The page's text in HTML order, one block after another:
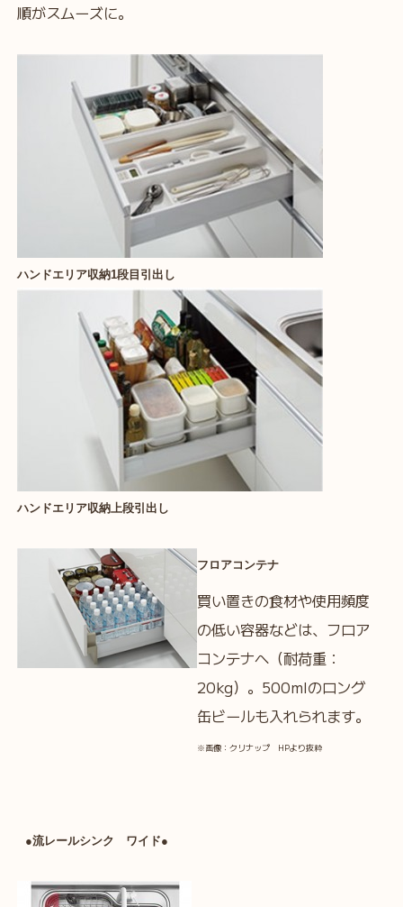
順がスムーズに。
ハンドエリア収納1段目引出し
ハンドエリア収納上段引出し
フロアコンテナ
買い置きの食材や使用頻度
の低い容器などは、フロア
コンテナへ（耐荷重：
20kg）。500mlのロング
缶ビールも入れられます。
※画像：クリナップ HPより抜粋
●流レールシンク ワイド●